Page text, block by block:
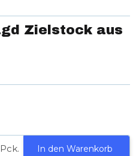
Zielstock aus
Pck. In den Warenkorb